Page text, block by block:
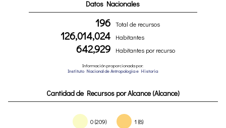
Datos Nacionales
196 Total de recursos
126,014,024 Habitantes
642,929 Habitantes por recurso
Información proporcionada por:
Instituto Nacional de Antropologia e Historia
Cantidad de Recursos por Alcance (Alcance)
0 (209) 1 (8)